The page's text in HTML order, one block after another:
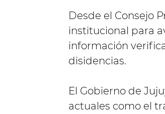
Desde el Consejo
institucional para
información
disidencias.
El Gobierno de
actuales como el